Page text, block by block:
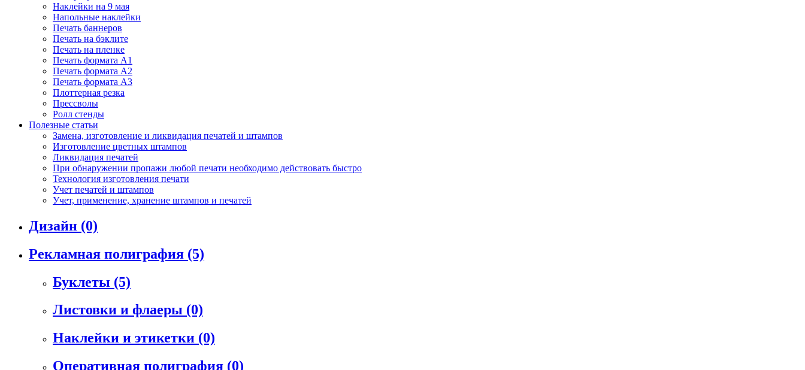
Наклейки на 9 мая
Напольные наклейки
Печать баннеров
Печать на бэклите
Печать на пленке
Печать формата А1
Печать формата А2
Печать формата А3
Плоттерная резка
Прессволы
Ролл стенды
Полезные статьи
Замена, изготовление и ликвидация печатей и штампов
Изготовление цветных штампов
Ликвидация печатей
При обнаружении пропажи любой печати необходимо действовать быстро
Технология изготовления печати
Учет печатей и штампов
Учет, применение, хранение штампов и печатей
Дизайн (0)
Рекламная полиграфия (5)
Буклеты (5)
Листовки и флаеры (0)
Наклейки и этикетки (0)
Оперативная полиграфия (0)